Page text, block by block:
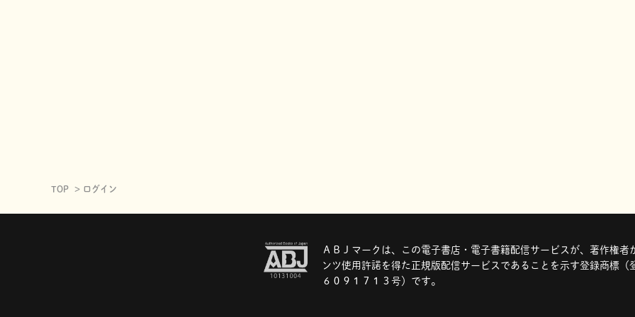
TOP ログイン
ＡＢＪマークは、この電子書店・電子書籍配信サービスが、著作権者
ンツ使用許諾を得た正規版配信サービスであることを示す登録商標（
６０９１７１３号）です。